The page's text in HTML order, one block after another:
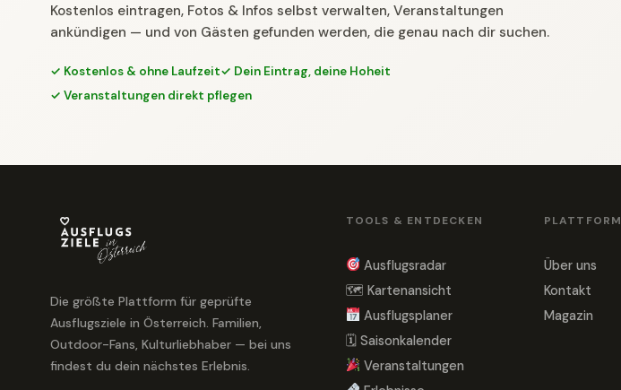
Kostenlos eintragen, Fotos & Infos selbst verwalten, Veranstaltungen
ankündigen — und von Gästen gefunden werden, die genau nach dir suchen.
✓ Kostenlos & ohne Laufzeit✓ Dein Eintrag, deine Hoheit
✓ Veranstaltungen direkt pflegen
Die größte Plattform für geprüfte
Ausflugsziele in Österreich. Familien,
Outdoor-Fans, Kulturliebhaber — bei uns
findest du dein nächstes Erlebnis.
TOOLS & ENTDECKEN
Ausflugsradar
🗺 Kartenansicht
Ausflugsplaner
🗓 Saisonkalender
Veranstaltungen
PLATTFORM
Über uns
Kontakt
Magazin